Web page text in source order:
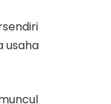
usaha